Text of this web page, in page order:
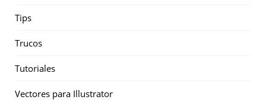
Tips
Trucos
Tutoriales
Vectores para Illustrator